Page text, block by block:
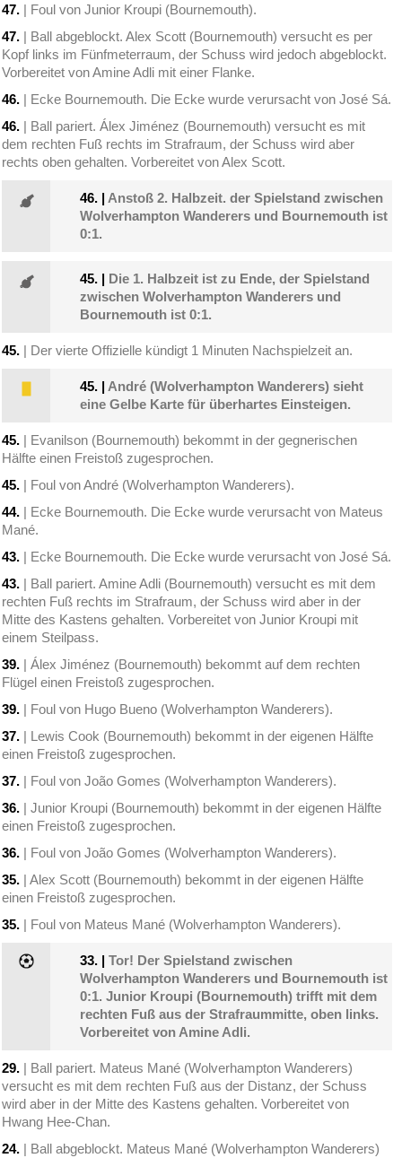
47. | Foul von Junior Kroupi (Bournemouth).
47. | Ball abgeblockt. Alex Scott (Bournemouth) versucht es per
Kopf links im Fünfmeterraum, der Schuss wird jedoch abgeblockt.
Vorbereitet von Amine Adli mit einer Flanke.
46. | Ecke Bournemouth. Die Ecke wurde verursacht von José Sá.
46. | Ball pariert. Álex Jiménez (Bournemouth) versucht es mit
dem rechten Fuß rechts im Strafraum, der Schuss wird aber
rechts oben gehalten. Vorbereitet von Alex Scott.
46. | Anstoß 2. Halbzeit. der Spielstand zwischen
Wolverhampton Wanderers und Bournemouth ist
0:1.
45. | Die 1. Halbzeit ist zu Ende, der Spielstand
zwischen Wolverhampton Wanderers und
Bournemouth ist 0:1.
45. | Der vierte Offizielle kündigt 1 Minuten Nachspielzeit an.
45. | André (Wolverhampton Wanderers) sieht
eine Gelbe Karte für überhartes Einsteigen.
45. | Evanilson (Bournemouth) bekommt in der gegnerischen
Hälfte einen Freistoß zugesprochen.
45. | Foul von André (Wolverhampton Wanderers).
44. | Ecke Bournemouth. Die Ecke wurde verursacht von Mateus
Mané.
43. | Ecke Bournemouth. Die Ecke wurde verursacht von José Sá.
43. | Ball pariert. Amine Adli (Bournemouth) versucht es mit dem
rechten Fuß rechts im Strafraum, der Schuss wird aber in der
Mitte des Kastens gehalten. Vorbereitet von Junior Kroupi mit
einem Steilpass.
39. | Álex Jiménez (Bournemouth) bekommt auf dem rechten
Flügel einen Freistoß zugesprochen.
39. | Foul von Hugo Bueno (Wolverhampton Wanderers).
37. | Lewis Cook (Bournemouth) bekommt in der eigenen Hälfte
einen Freistoß zugesprochen.
37. | Foul von João Gomes (Wolverhampton Wanderers).
36. | Junior Kroupi (Bournemouth) bekommt in der eigenen Hälfte
einen Freistoß zugesprochen.
36. | Foul von João Gomes (Wolverhampton Wanderers).
35. | Alex Scott (Bournemouth) bekommt in der eigenen Hälfte
einen Freistoß zugesprochen.
35. | Foul von Mateus Mané (Wolverhampton Wanderers).
33. |Tor! Der Spielstand zwischen
Wolverhampton Wanderers und Bournemouth ist
0:1. Junior Kroupi (Bournemouth) trifft mit dem
rechten Fuß aus der Strafraummitte, oben links.
Vorbereitet von Amine Adli.
29. | Ball pariert. Mateus Mané (Wolverhampton Wanderers)
versucht es mit dem rechten Fuß aus der Distanz, der Schuss
wird aber in der Mitte des Kastens gehalten. Vorbereitet von
Hwang Hee-Chan.
24. | Ball abgeblockt. Mateus Mané (Wolverhampton Wanderers)